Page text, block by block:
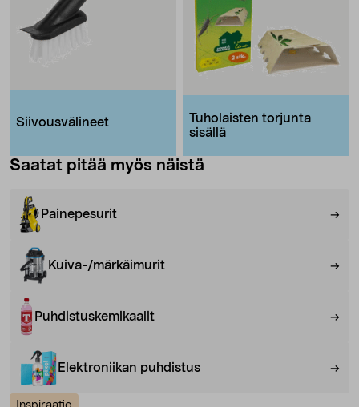
Siivousvälineet
Tuholaisten torjunta
sisällä
Saatat pitää myös näistä
Painepesurit
Kuiva-/märkäimurit
Puhdistuskemikaalit
Elektroniikan puhdistus